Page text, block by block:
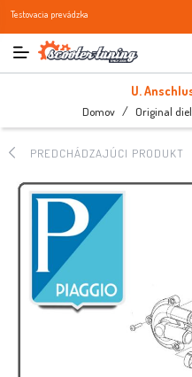
Testovacia prevádzka
U.
Domov / Original
PREDCHÁDZAJÚCI PRODUKT